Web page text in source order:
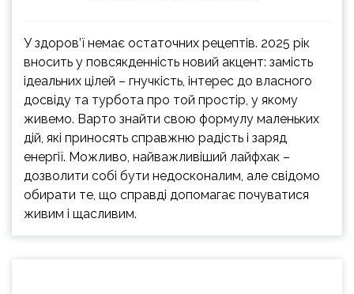
У здоров’ї немає остаточних рецептів. 2025 рік
вносить у повсякденність новий акцент: замість
ідеальних цілей – гнучкість, інтерес до власного
досвіду та турбота про той простір, у якому
живемо. Варто знайти свою формулу маленьких
дій, які приносять справжню радість і заряд
енергії. Можливо, найважливіший лайфхак –
дозволити собі бути недосконалим, але свідомо
обирати те, що справді допомагає почуватися
живим і щасливим.